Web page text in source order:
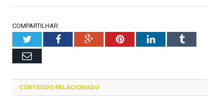
COMPARTILHAR:
TwitterFacebookGoogle+PinterestLinkedInTumblr
Email
CONTEÚDO RELACIONADO